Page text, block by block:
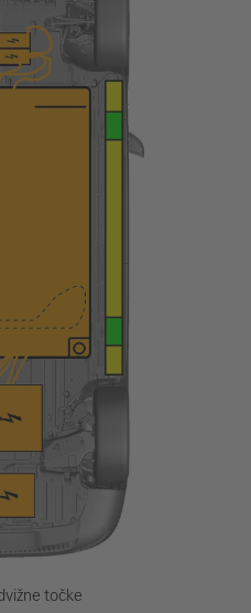
točke